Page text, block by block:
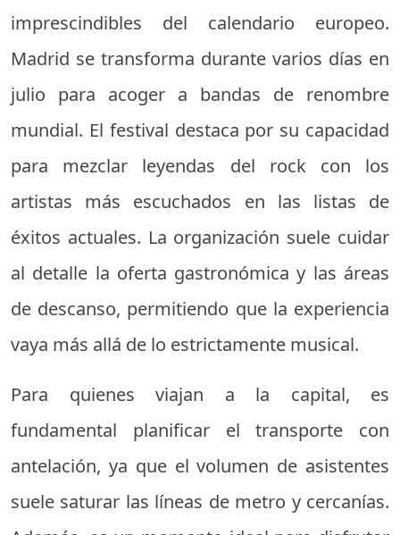
imprescindibles del calendario europeo.
Madrid se transforma durante varios días en
julio para acoger a bandas de renombre
mundial. El festival destaca por su capacidad
para mezclar leyendas del rock con los
artistas más escuchados en las listas de
éxitos actuales. La organización suele cuidar
al detalle la oferta gastronómica y las áreas
de descanso, permitiendo que la experiencia
vaya más allá de lo estrictamente musical.
Para quienes viajan a la capital, es
fundamental planificar el transporte con
antelación, ya que el volumen de asistentes
suele saturar las líneas de metro y cercanías.